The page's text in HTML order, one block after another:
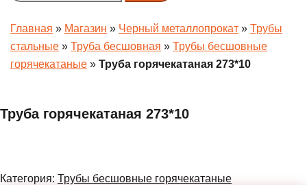
Главная » Магазин » Черный металлопрокат » Трубы
стальные » Труба бесшовная » Трубы бесшовные
горячекатаные » Труба горячекатаная 273*10
Труба горячекатаная 273*10
Категория: Трубы бесшовные горячекатаные